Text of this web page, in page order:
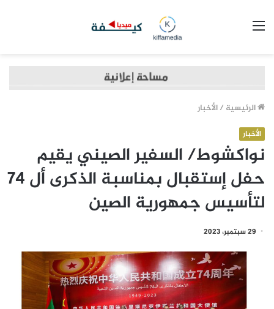
الرئيسية /الأخبار
الأخبار
نواكشوط/ السفير الصيني يقيم
حفل إستقبال بمناسبة الذكرى أل 74
لتأسيس جمهورية الصين
29 سبتمبر، 2023